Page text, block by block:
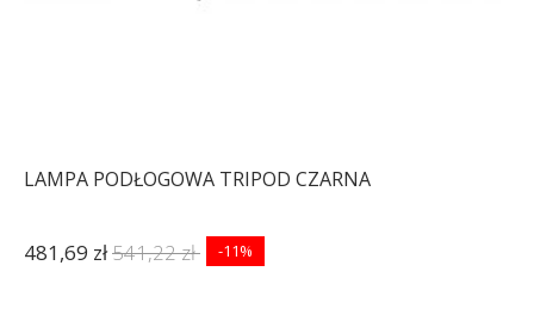
LAMPA PODŁOGOWA TRIPOD CZARNA
481,69 zł541,22 zł -11%